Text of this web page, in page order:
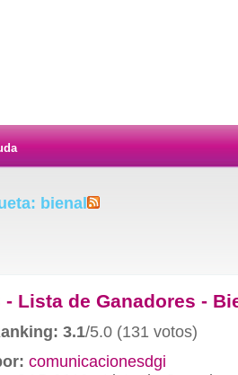
bienal
- Lista de Ganadores -
3.1/5.0 (131 votos)
comunicacionesdgi